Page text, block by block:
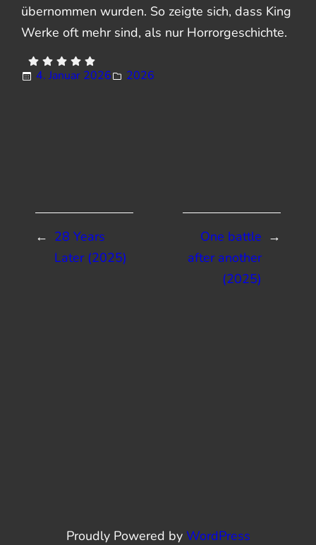
übernommen wurden. So zeigte sich, dass King
Werke oft mehr sind, als nur Horrorgeschichte.
4. Januar 2026 2026
← 28 Years
Later (2025)
→
One battle
after another
(2025)
Proudly Powered by WordPress